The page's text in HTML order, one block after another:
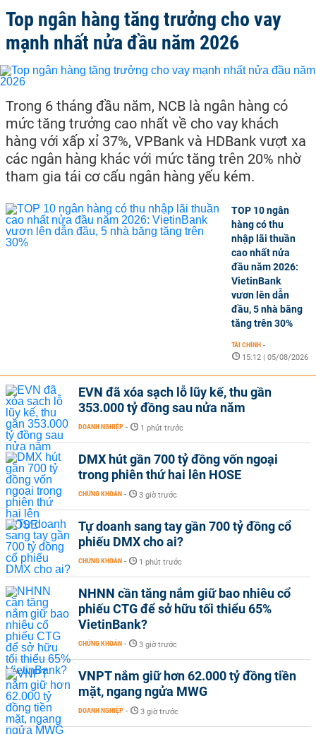
Top ngân hàng tăng trưởng cho vay
mạnh nhất nửa đầu năm 2026
Trong 6 tháng đầu năm, NCB là ngân hàng có
mức tăng trưởng cao nhất về cho vay khách
hàng với xấp xỉ 37%, VPBank và HDBank vượt xa
các ngân hàng khác với mức tăng trên 20% nhờ
tham gia tái cơ cấu ngân hàng yếu kém.
TOP 10 ngân
hàng có thu
nhập lãi thuần
cao nhất nửa
đầu năm 2026:
VietinBank
vươn lên dẫn
đầu, 5 nhà băng
tăng trên 30%
TÀI CHÍNH -
15:12 | 05/08/2026
EVN đã xóa sạch lỗ lũy kế, thu gần
353.000 tỷ đồng sau nửa năm
DOANH NGHIỆP - 1 phút trước
DMX hút gần 700 tỷ đồng vốn ngoại
trong phiên thứ hai lên HOSE
CHỨNG KHOÁN - 3 giờ trước
Tự doanh sang tay gần 700 tỷ đồng cổ
phiếu DMX cho ai?
CHỨNG KHOÁN - 1 phút trước
NHNN cần tăng nắm giữ bao nhiêu cổ
phiếu CTG để sở hữu tối thiểu 65%
VietinBank?
CHỨNG KHOÁN - 3 giờ trước
VNPT nắm giữ hơn 62.000 tỷ đồng tiền
mặt, ngang ngửa MWG
DOANH NGHIỆP - 3 giờ trước